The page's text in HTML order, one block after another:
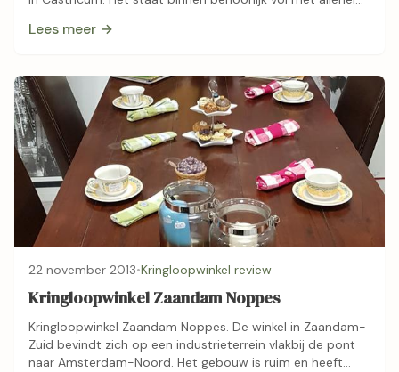
Lees meer →
22 november 2013•Kringloopwinkel review
Kringloopwinkel Zaandam Noppes
Kringloopwinkel Zaandam Noppes. De winkel in Zaandam-
Zuid bevindt zich op een industrieterrein vlakbij de pont
naar Amsterdam-Noord. Het gebouw is ruim en heeft